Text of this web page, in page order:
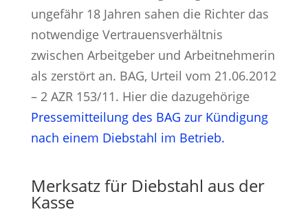
ungefähr 18 Jahren sahen die Richter das
notwendige Vertrauensverhältnis
zwischen Arbeitgeber und Arbeitnehmerin
als zerstört an. BAG, Urteil vom 21.06.2012
– 2 AZR 153/11. Hier die dazugehörige
Pressemitteilung des BAG zur Kündigung
nach einem Diebstahl im Betrieb.
Merksatz für Diebstahl aus der
Kasse